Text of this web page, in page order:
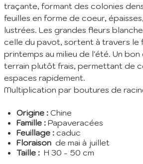
traçante, formant des colonies
feuilles en forme de coeur,
lustrées. Les grandes fleurs
celle du pavot, sortent à travers le
printemps au milieu de l'été. Un
terrain plutôt frais, permettant de
espaces rapidement.
Multiplication par boutures de
Origine : Chine
Famille : Papaveracées
Feuillage : caduc
Floraison de mai à juillet
Taille : H 30 - 50 cm